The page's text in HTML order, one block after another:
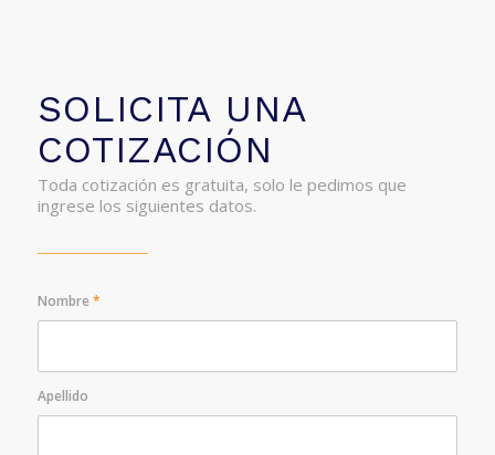
SOLICITA UNA
COTIZACIÓN
Toda cotización es gratuita, solo le pedimos que
ingrese los siguientes datos.
Nombre *
Apellido